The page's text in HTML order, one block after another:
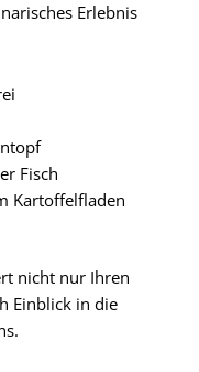
Erlebnis
Fisch
Kartoffelfladen
nicht nur Ihren
Einblick in die